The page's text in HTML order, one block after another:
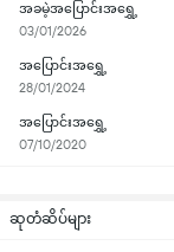
အခမဲ့အပြောင်းအရွှေ့
03/01/2026
အပြောင်းအရွှေ့
28/01/2024
အပြောင်းအရွှေ့
07/10/2020
ဆုတံဆိပ်များ